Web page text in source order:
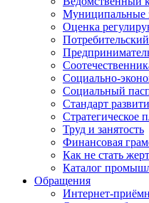
Муниципальные
Оценка
Социально-
Социальный
Стандарт
Стратегическое
Труд и занятость
Финансовая
Как не стать
Каталог
Обращения
Интернет-